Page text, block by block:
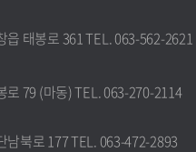
태봉로 361 TEL. 063-562-2621
로 79 (마동) TEL. 063-270-2114
남북로 177 TEL. 063-472-2893